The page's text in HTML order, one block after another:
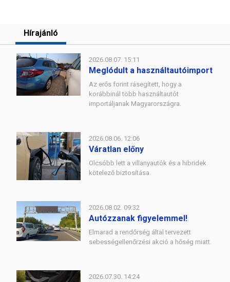
Hírajánló
2026.08.07. 15:11
Meglódult a használtautóimport
Az erős forint rásegített, hogy a
korábbinál több használtautót
importáljanak Magyarországra.
2026.08.06. 12:06
Váratlan előny
Olcsóbb lett a villanyautók és a hibridek
kötelező biztosítása.
2026.08.02. 09:32
Autózzanak figyelemmel!
Elmarad a rendőrség által tervezett
sebességellenőrzési akció a hőség miatt.
2026.07.30. 14:24